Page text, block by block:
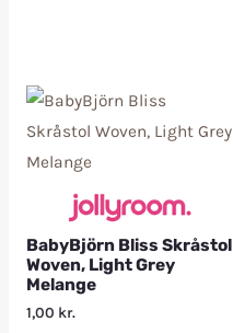
BabyBjörn Bliss Skråstol
Woven, Light Grey
Melange
1,00 kr.